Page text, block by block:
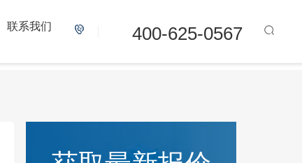
400-625-0567
联系我们